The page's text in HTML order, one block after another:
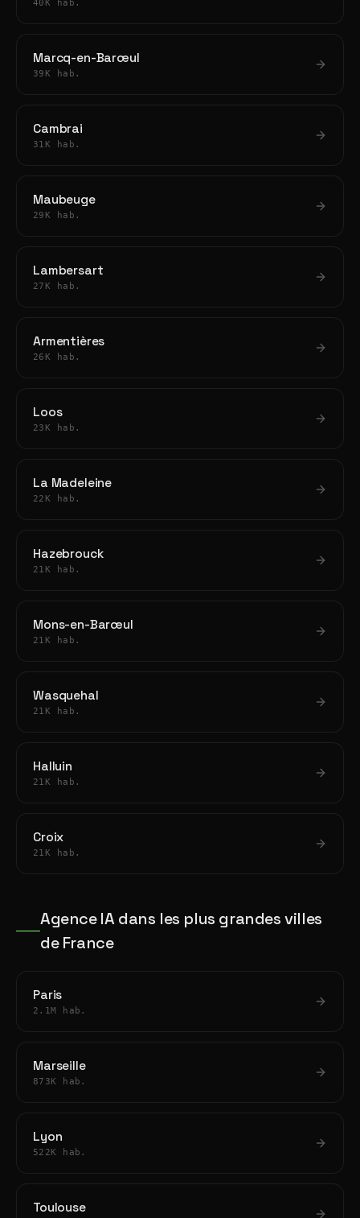
40K hab.
Marcq-en-Barœul
39K hab.
Cambrai
31K hab.
Maubeuge
29K hab.
Lambersart
27K hab.
Armentières
26K hab.
Loos
23K hab.
La Madeleine
22K hab.
Hazebrouck
21K hab.
Mons-en-Barœul
21K hab.
Wasquehal
21K hab.
Halluin
21K hab.
Croix
21K hab.
Agence IA dans les plus grandes villes
de France
Paris
2.1M hab.
Marseille
873K hab.
Lyon
522K hab.
Toulouse